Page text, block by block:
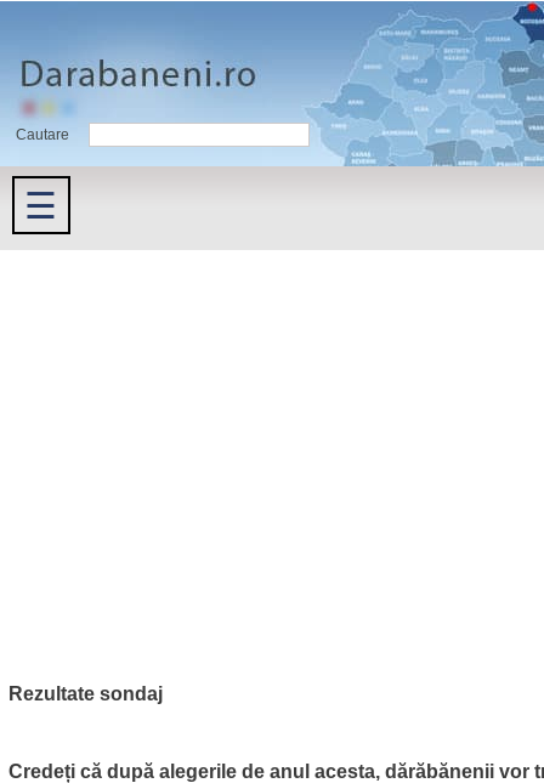
Cautare
☰
Rezultate sondaj
Credeți că după alegerile de anul acesta, dărăbănenii vor